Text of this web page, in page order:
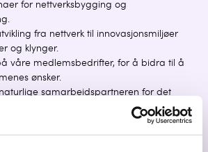
for nettverksbygging og
fra nettverk til innovasjonsmiljøer
og klynger.
våre medlemsbedrifter, for å bidra til å
ønsker.
samarbeidspartneren for det
og operativt næringsarbeid i regionen.